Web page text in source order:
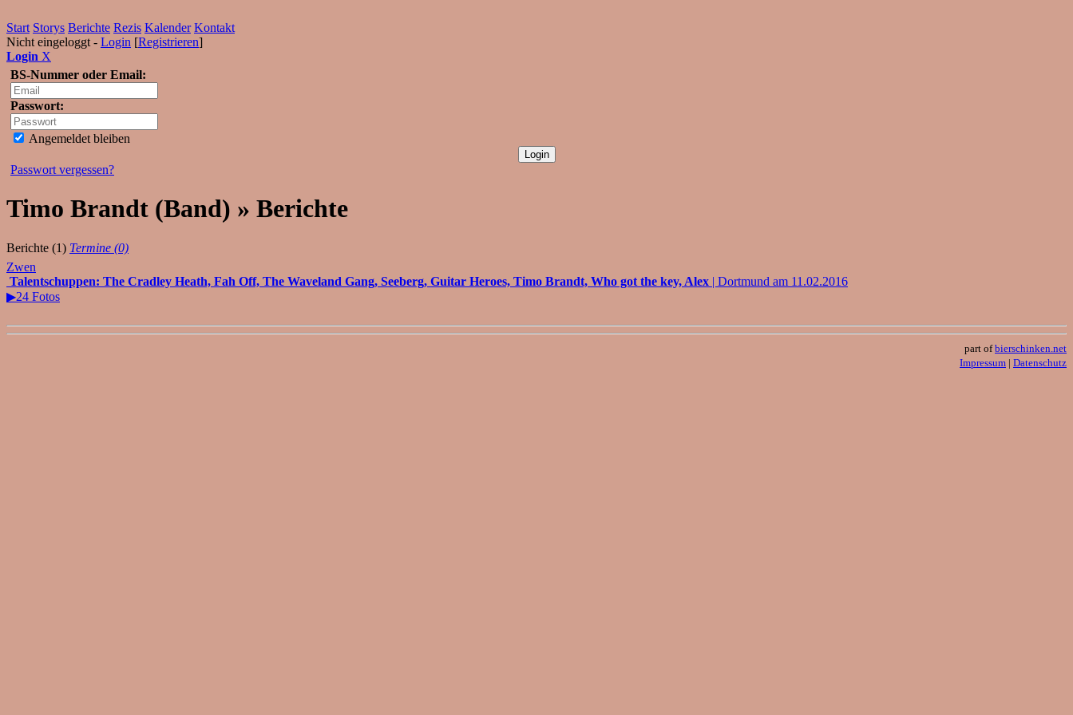
Start Storys Berichte Rezis Kalender Kontakt
Nicht eingeloggt - Login [Registrieren]
Login X
BS-Nummer oder Email:
Passwort:
Angemeldet bleiben
Passwort vergessen?
Timo Brandt (Band) » Berichte
Berichte (1) Termine (0)
Zwen
Talentschuppen: The Cradley Heath, Fah Off, The Waveland Gang, Seeberg, Guitar Heroes, Timo Brandt, Who got the key, Alex | Dortmund am 11.02.2016
▶24 Fotos
part ofbierschinken.net
Impressum | Datenschutz